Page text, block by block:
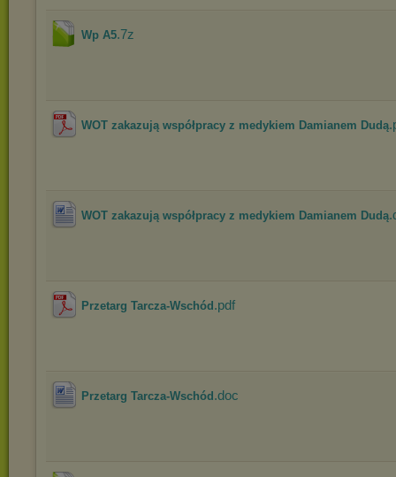
Wp A5.7z
WOT zakazują współpracy z medykiem Damianem Dudą
WOT zakazują współpracy z medykiem Damianem Dudą
Przetarg Tarcza-Wschód .pdf
Przetarg Tarcza-Wschód .doc